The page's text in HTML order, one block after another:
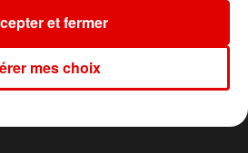
mes choix
et fermer